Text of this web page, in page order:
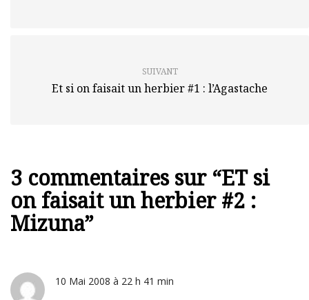
SUIVANT
Et si on faisait un herbier #1 : l’Agastache
3 commentaires sur “ET si
on faisait un herbier #2 :
Mizuna”
10 Mai 2008 à 22 h 41 min